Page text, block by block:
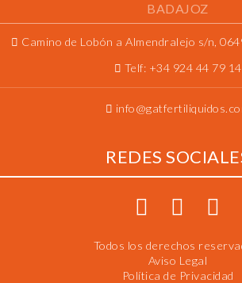
BADAJOZ
Camino de Lobón a Almendralejo s/n,
Telf: +34 924 44 79 14
REDES
Todos los derechos
Aviso Legal
Política de Privacidad